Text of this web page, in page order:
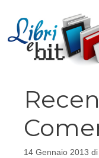
contenuto
14 Gennaio 2013 di